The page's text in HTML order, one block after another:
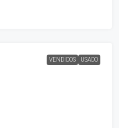
VENDIDOS USADO